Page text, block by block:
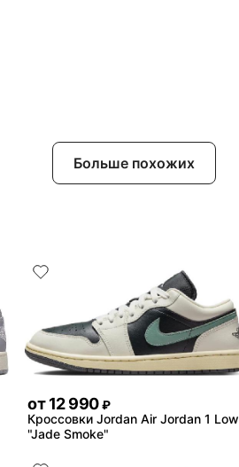
Больше похожих
от 12 990 ₽
Кроссовки Jordan Air Jordan 1 Low
"Jade Smoke"